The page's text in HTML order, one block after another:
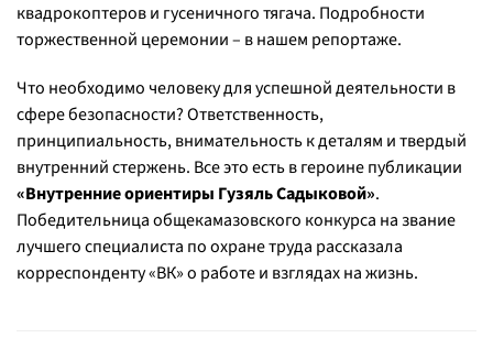
квадрокоптеров и гусеничного тягача. Подробности
торжественной церемонии – в нашем репортаже.
Что необходимо человеку для успешной деятельности в
сфере безопасности? Ответственность,
принципиальность, внимательность к деталям и твердый
внутренний стержень. Все это есть в героине публикации
«Внутренние ориентиры Гузяль Садыковой».
Победительница общекамазовского конкурса на звание
лучшего специалиста по охране труда рассказала
корреспонденту «ВК» о работе и взглядах на жизнь.